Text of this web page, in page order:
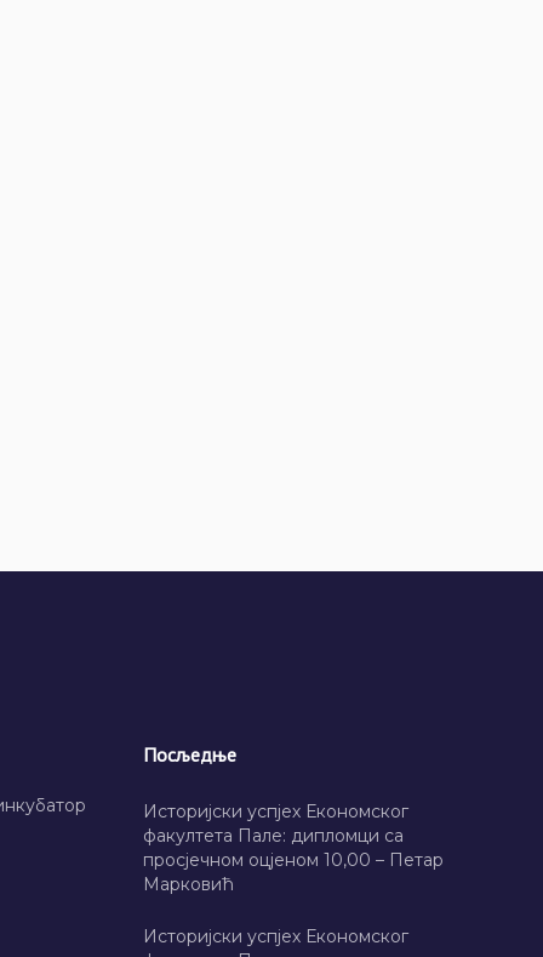
Посљедње
Историјски успјех Економског
факултета Пале: дипломци са
просјечном оцјеном 10,00 – Петар
Марковић
Историјски успјех Економског